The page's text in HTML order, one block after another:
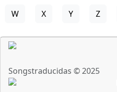
W X Y Z
Songstraducidas © 2025